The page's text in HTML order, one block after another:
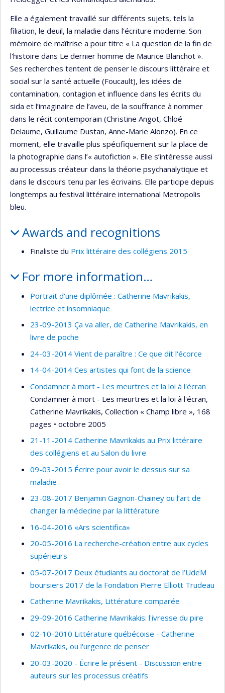
Elle a également travaillé sur différents sujets, tels la
filiation, le deuil, la maladie dans l’écriture moderne. Son
mémoire de maîtrise a pour titre « La question de la fin de
l'histoire dans Le dernier homme de Maurice Blanchot ».
Ses recherches tentent de penser le discours littéraire et
social sur la santé actuelle (Foucault), les idées de
contamination, contagion et influence dans les écrits du
sida et l’imaginaire de l’aveu, de la souffrance à nommer
dans le récit contemporain (Christine Angot, Chloé
Delaume, Guillaume Dustan, Anne-Marie Alonzo). En ce
moment, elle travaille plus spécifiquement sur la place de
la photographie dans l’« autofiction ». Elle s’intéresse aussi
au processus créateur dans la théorie psychanalytique et
dans le discours tenu par les écrivains. Elle participe depuis
longtemps au festival littéraire international Metropolis
bleu.
Awards and recognitions
Finaliste du Prix littéraire des collégiens 2015
For more information…
Portrait d'une diplômée : Catherine Mavrikakis,
lectrice et insomniaque
23-09-2013 Ça va aller, de Catherine Mavrikakis, en
livre de poche
24-03-2014 Vient de paraître : Ce que dit l'écorce
14-04-2014 Ces artistes qui font de la science
Condamner à mort - Les meurtres et la loi à l'écran
Condamner à mort - Les meurtres et la loi à l'écran,
Catherine Mavrikakis, Collection « Champ libre », 168
pages • octobre 2005
21-11-2014 Catherine Mavrikakis au Prix littéraire
des collégiens et au Salon du livre
09-03-2015 Écrire pour avoir le dessus sur sa
maladie
23-08-2017 Benjamin Gagnon-Chainey ou l’art de
changer la médecine par la littérature
16-04-2016 «Ars scientifica»
20-05-2016 La recherche-création entre aux cycles
supérieurs
05-07-2017 Deux étudiants au doctorat de l’UdeM
boursiers 2017 de la Fondation Pierre Elliott Trudeau
Catherine Mavrikakis, Littérature comparée
29-09-2016 Catherine Mavrikakis: l'ivresse du pire
02-10-2010 Littérature québécoise - Catherine
Mavrikakis, ou l'urgence de penser
20-03-2020 - Écrire le présent - Discussion entre
auteurs sur les processus créatifs